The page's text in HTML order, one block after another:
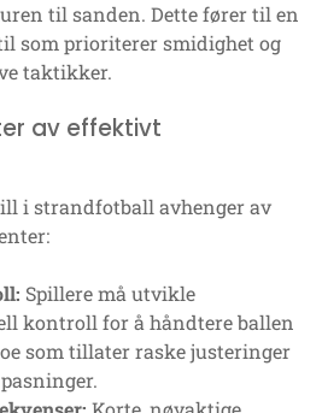
til sanden. Dette fører til en
som prioriterer smidighet og
taktikker.
av effektivt
i strandfotball avhenger av
Spillere må utvikle
kontroll for å håndtere ballen
som tillater raske justeringer